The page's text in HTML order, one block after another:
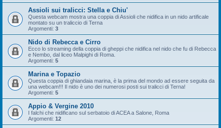
Assioli sui tralicci: Stella e Chiu'
Questa webcam mostra una coppia di Assioli che nidifica in un nido artificale
montato su un traliccio di Terna
Argomenti: 3
Nido di Rebecca e Cirro
Ecco lo streaming della coppia di gheppi che nidifica nel nido che fu di Rebecca
e Nembo, dal liceo Malpighi di Roma.
Argomenti: 5
Marina e Topazio
Questa coppia di ghiandaia marina, è la prima del mondo ad essere seguita da
una webcam!!! Il nido è uno dei numerosi posti sui tralicci di Terna!
Argomenti: 5
Appio & Vergine 2010
I falchi che nidificano sul serbatoio di ACEA a Salone, Roma
Argomenti: 12